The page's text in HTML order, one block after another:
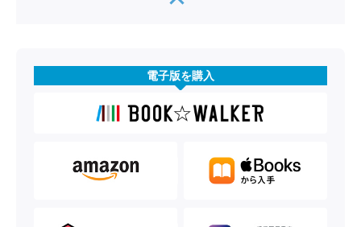
電子版を購入